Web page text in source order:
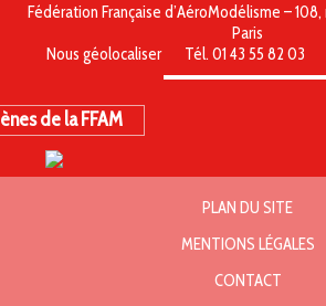
Fédération Française d’AéroModélisme – 108,
Paris
Nous géolocaliser
Tél. 01 43 55 82 03
de la FFAM
PLAN DU SITE
MENTIONS LÉGALES
CONTACT